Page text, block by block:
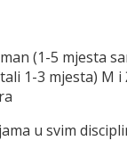
(1-5 mjesta
1-3 mjesta) M i
u svim